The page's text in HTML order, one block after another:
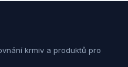
krmiv a produktů pro